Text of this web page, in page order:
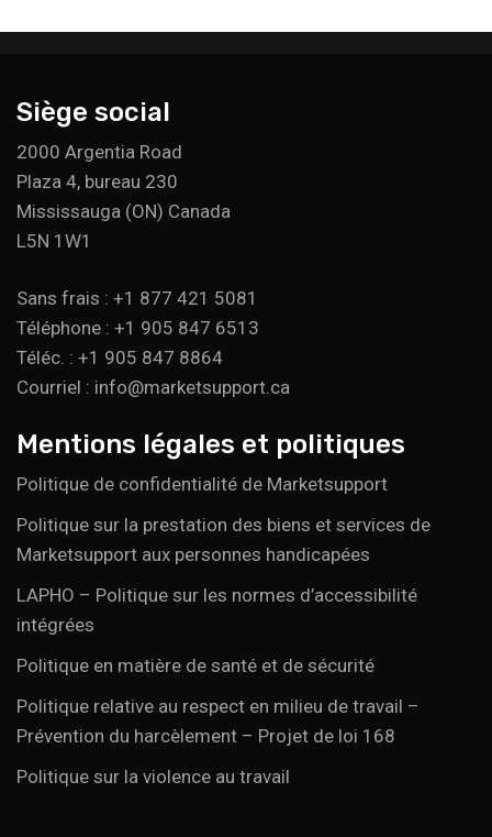
Siège social
2000 Argentia Road
Plaza 4, bureau 230
Mississauga (ON) Canada
L5N 1W1
Sans frais : +1 877 421 5081
Téléphone : +1 905 847 6513
Téléc. : +1 905 847 8864
Courriel : info@marketsupport.ca
Mentions légales et politiques
Politique de confidentialité de Marketsupport
Politique sur la prestation des biens et services de
Marketsupport aux personnes handicapées
LAPHO – Politique sur les normes d’accessibilité
intégrées
Politique en matière de santé et de sécurité
Politique relative au respect en milieu de travail –
Prévention du harcèlement – Projet de loi 168
Politique sur la violence au travail